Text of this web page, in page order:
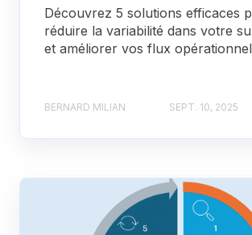
Découvrez 5 solutions efficaces
réduire la variabilité dans votre
et améliorer vos flux
BERNARD MILIAN SEPT. 10, 2025